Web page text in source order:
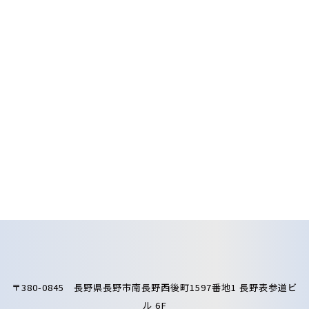
〒380-0845 長野県長野市南長野西後町1597番地1 長野表参道ビ
ル 6F